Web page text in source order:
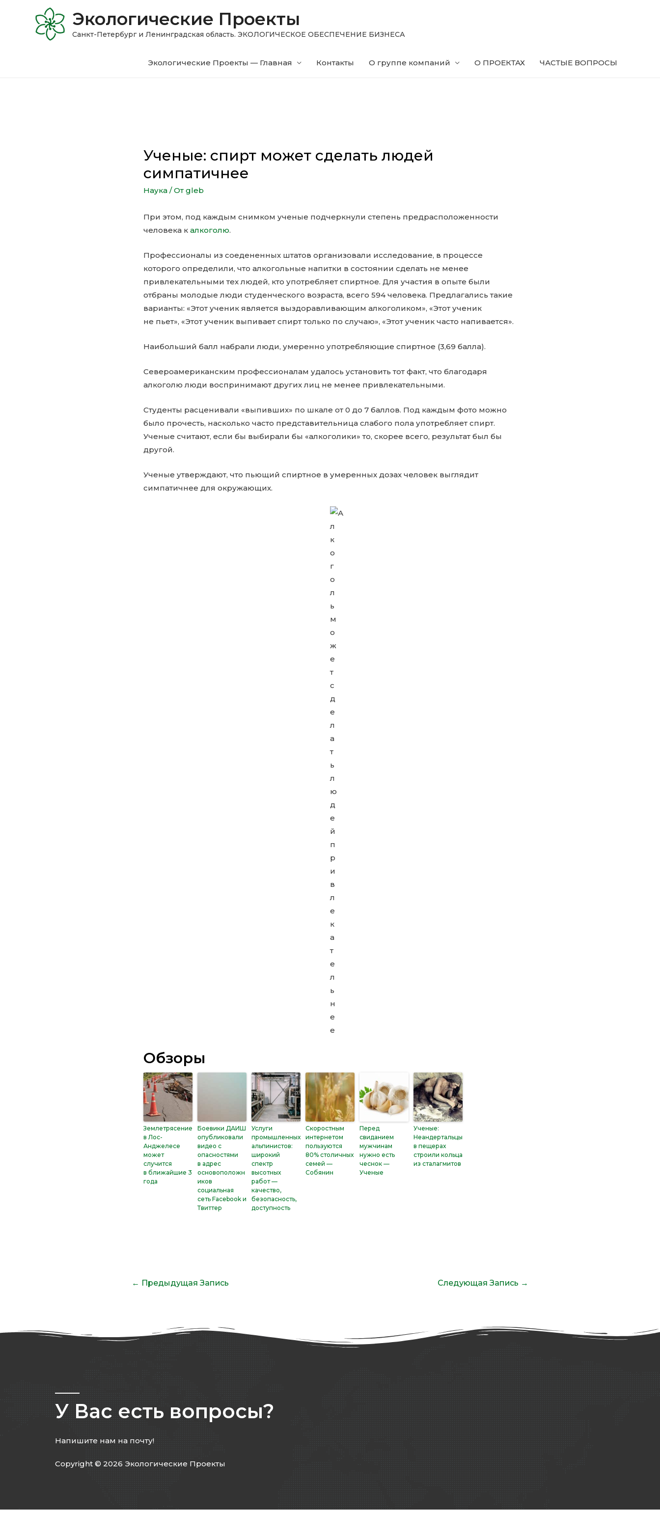
Экологические Проекты
Санкт-Петербург и Ленинградская область. ЭКОЛОГИЧЕСКОЕ ОБЕСПЕЧЕНИЕ БИЗНЕСА
Экологические Проекты — Главная Контакты О группе компаний О ПРОЕКТАХ ЧАСТЫЕ ВОПРОСЫ
Ученые: спирт может сделать людей
симпатичнее
Наука / От gleb
При этом, под каждым снимком ученые подчеркнули степень предрасположенности
человека калкоголю.
Профессионалы из соедененных штатов организовали исследование, в процессе
которого определили, что алкогольные напитки в состоянии сделать не менее
привлекательными тех людей, кто употребляет спиртное. Для участия в опыте были
отбраны молодые люди студенческого возраста, всего 594 человека. Предлагались такие
варианты: «Этот ученик является выздоравливающим алкоголиком», «Этот ученик
не пьет», «Этот ученик выпивает спирт только по случаю», «Этот ученик часто напивается».
Наибольший балл набрали люди, умеренно употребляющие спиртное (3,69 балла).
Североамериканским профессионалам удалось установить тот факт, что благодаря
алкоголю люди воспринимают других лиц не менее привлекательными.
Студенты расценивали «выпивших» по шкале от 0 до 7 баллов. Под каждым фото можно
было прочесть, насколько часто представительница слабого пола употребляет спирт.
Ученые считают, если бы выбирали бы «алкоголики» то, скорее всего, результат был бы
другой.
Ученые утверждают, что пьющий спиртное в умеренных дозах человек выглядит
симпатичнее для окружающих.
Обзоры
Землетрясение
в Лос-
Анджелесе
может
случится
в ближайшие 3
года
Боевики ДАИШ
опубликовали
видео с
опасностями
в адрес
основоположн
иков
социальная
сеть Facebook и
Твиттер
Услуги
промышленных
альпинистов:
широкий
спектр
высотных
работ —
качество,
безопасность,
доступность
Скоростным
интернетом
пользуются
80% столичных
семей —
Собянин
Перед
свиданием
мужчинам
нужно есть
чеснок —
Ученые
Ученые:
Неандертальцы
в пещерах
строили кольца
из сталагмитов
← Предыдущая Запись Следующая Запись →
У Вас есть вопросы?
Напишите нам на почту!
Copyright © 2026 Экологические Проекты